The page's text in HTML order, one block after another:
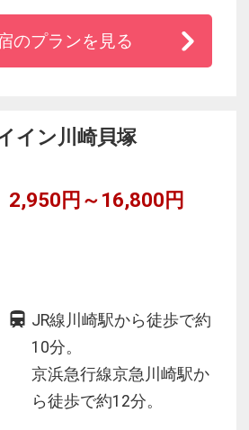
にも最適！
一のシティホテルでカフェ
最適なロケーションです。
のプランを見る
イン川崎貝塚
2,950円～16,800円
JR線川崎駅から徒歩で約
10分。
京浜急行線京急川崎駅か
ら徒歩で約12分。